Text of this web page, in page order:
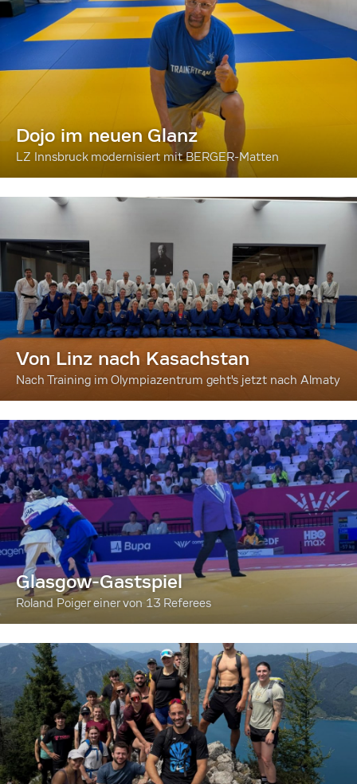
Dojo im neuen Glanz
LZ Innsbruck modernisiert mit BERGER-Matten
Von Linz nach Kasachstan
Nach Training im Olympiazentrum geht's jetzt nach Almaty
Glasgow-Gastspiel
Roland Poiger einer von 13 Referees